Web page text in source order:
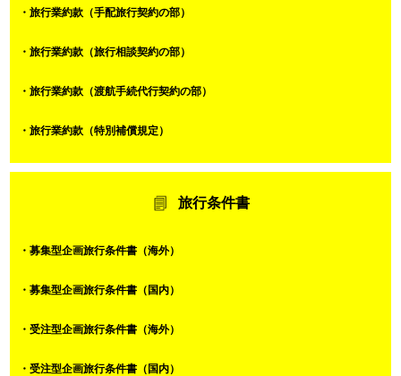
・旅行業約款（手配旅行契約の部）
・旅行業約款（旅行相談契約の部）
・旅行業約款（渡航手続代行契約の部）
・旅行業約款（特別補償規定）
旅行条件書
・募集型企画旅行条件書（海外）
・募集型企画旅行条件書（国内）
・受注型企画旅行条件書（海外）
・受注型企画旅行条件書（国内）